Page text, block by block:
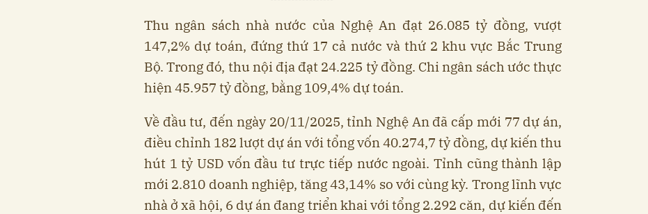
Thu ngân sách nhà nước của Nghệ An đạt 26.085 tỷ đồng, vượt
147,2% dự toán, đứng thứ 17 cả nước và thứ 2 khu vực Bắc Trung
Bộ. Trong đó, thu nội địa đạt 24.225 tỷ đồng. Chi ngân sách ước thực
hiện 45.957 tỷ đồng, bằng 109,4% dự toán.
Về đầu tư, đến ngày 20/11/2025, tỉnh Nghệ An đã cấp mới 77 dự án,
điều chỉnh 182 lượt dự án với tổng vốn 40.274,7 tỷ đồng, dự kiến thu
hút 1 tỷ USD vốn đầu tư trực tiếp nước ngoài. Tỉnh cũng thành lập
mới 2.810 doanh nghiệp, tăng 43,14% so với cùng kỳ. Trong lĩnh vực
nhà ở xã hội, 6 dự án đang triển khai với tổng 2.292 căn, dự kiến đến